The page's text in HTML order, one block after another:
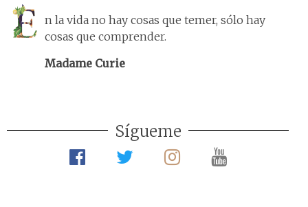
n la vida no hay cosas que temer, sólo hay
cosas que comprender.
Madame Curie
Sígueme